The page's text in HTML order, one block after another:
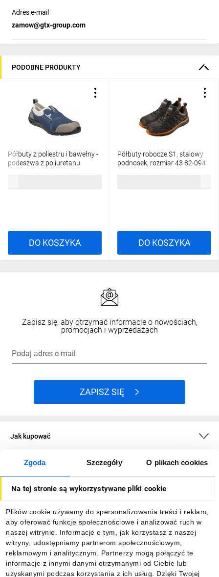
Zgoda Szczegóły O plikach cookies
Na tej stronie są wykorzystywane pliki cookie
Plików cookie używamy do spersonalizowania treści i reklam,
aby oferować funkcje społecznościowe i analizować ruch w
naszej witrynie. Informacje o tym, jak korzystasz z naszej
witryny, udostępniamy partnerom społecznościowym,
reklamowym i analitycznym. Partnerzy mogą połączyć te
informacje z innymi danymi otrzymanymi od Ciebie lub
uzyskanymi podczas korzystania z ich usług. Dzięki Twojej
Adres e-mail
zamow@gtx-group.com
PODOBNE PRODUKTY
Półbuty z poliestru i bawełny -
podeszwa z poliuretanu
DO KOSZYKA
Półbuty robocze S1, stalowy
podnosek, rozmiar 43 82-094
DO KOSZYKA
Zapisz się, aby otrzymać informacje o nowościach,
promocjach i wyprzedażach
Podaj adres e-mail
ZAPISZ SIĘ
Jak kupować
O firmie
Informacje
Pobierz naszą aplikację mobilną: